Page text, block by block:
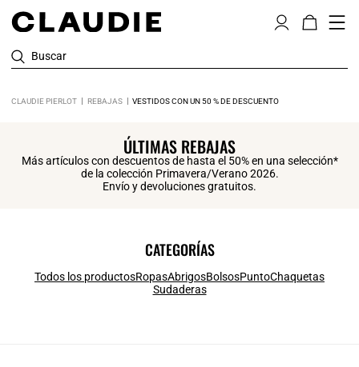
Buscar
CLAUDIE PIERLOT REBAJAS VESTIDOS CON UN 50 % DE DESCUENTO
ÚLTIMAS REBAJAS
Más artículos con descuentos de hasta el 50% en una selección*
de la colección Primavera/Verano 2026.
Envío y devoluciones gratuitos.
CATEGORÍAS
Todos los productosRopasAbrigosBolsosPuntoChaquetas
Sudaderas